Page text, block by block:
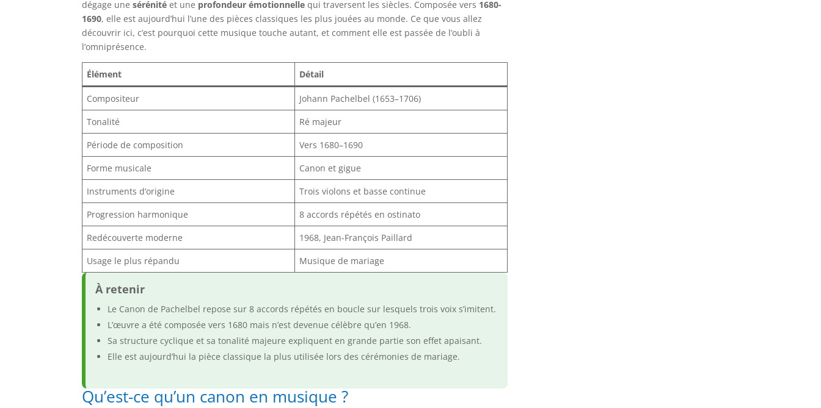
dégage unesérénité et une profondeur émotionnelle qui traversent les siècles. Composée vers 1680-
1690, elle est aujourd’hui l’une des pièces classiques les plus jouées au monde. Ce que vous allez
découvrir ici, c’est pourquoi cette musique touche autant, et comment elle est passée de l’oubli à
l’omniprésence.
Élément Détail
Compositeur
Johann Pachelbel (1653–1706)
Tonalité
Ré majeur
Période de composition
Vers 1680–1690
Forme musicale
Canon et gigue
Instruments d’origine
Trois violons et basse continue
Progression harmonique
8 accords répétés en ostinato
Redécouverte moderne
1968, Jean-François Paillard
Usage le plus répandu
Musique de mariage
À retenir
Le Canon de Pachelbel repose sur 8 accords répétés en boucle sur lesquels trois voix s’imitent.
L’œuvre a été composée vers 1680 mais n’est devenue célèbre qu’en 1968.
Sa structure cyclique et sa tonalité majeure expliquent en grande partie son effet apaisant.
Elle est aujourd’hui la pièce classique la plus utilisée lors des cérémonies de mariage.
Qu’est-ce qu’un canon en musique ?